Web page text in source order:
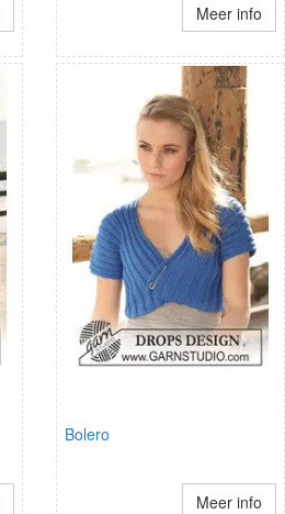
Meer info
Bolero
Meer info